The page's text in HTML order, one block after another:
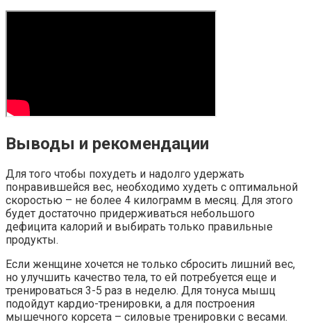
Выводы и рекомендации
Для того чтобы похудеть и надолго удержать
понравившейся вес, необходимо худеть с оптимальной
скоростью – не более 4 килограмм в месяц. Для этого
будет достаточно придерживаться небольшого
дефицита калорий и выбирать только правильные
продукты.
Если женщине хочется не только сбросить лишний вес,
но улучшить качество тела, то ей потребуется еще и
тренироваться 3-5 раз в неделю. Для тонуса мышц
подойдут кардио-тренировки, а для построения
мышечного корсета – силовые тренировки с весами.